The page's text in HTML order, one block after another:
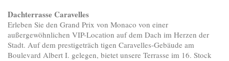
Dachterrasse Caravelles
Erleben Sie den Grand Prix von Monaco von einer
außergewöhnlichen VIP-Location auf dem Dach im Herzen der
Stadt. Auf dem prestigeträch tigen Caravelles-Gebäude am
Boulevard Albert I. gelegen, bietet unsere Terrasse im 16. Stock